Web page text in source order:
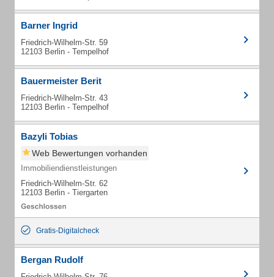
Barner Ingrid
Friedrich-Wilhelm-Str. 59
12103 Berlin - Tempelhof
Bauermeister Berit
Friedrich-Wilhelm-Str. 43
12103 Berlin - Tempelhof
Bazyli Tobias
Web Bewertungen vorhanden
Immobiliendienstleistungen
Friedrich-Wilhelm-Str. 62
12103 Berlin - Tiergarten
Gratis-Digitalcheck
Bergan Rudolf